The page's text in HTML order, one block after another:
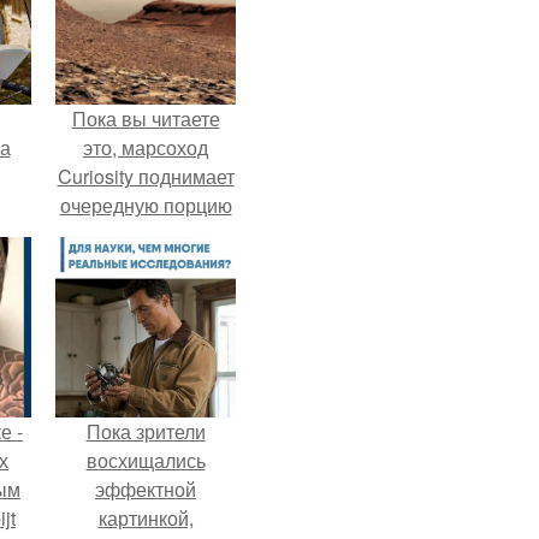
Пока вы читаете
это, марсоход
Curiosity поднимает
очередную порцию
-
Пока зрители
восхищались
эффектной
картинкой,